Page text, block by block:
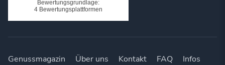
Genussmagazin Über uns Kontakt FAQ
Infos